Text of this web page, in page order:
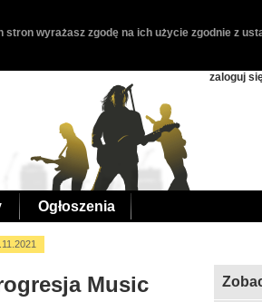
wyrażasz zgodę na ich użycie zgodnie z
zaloguj
Ogłoszenia
Music